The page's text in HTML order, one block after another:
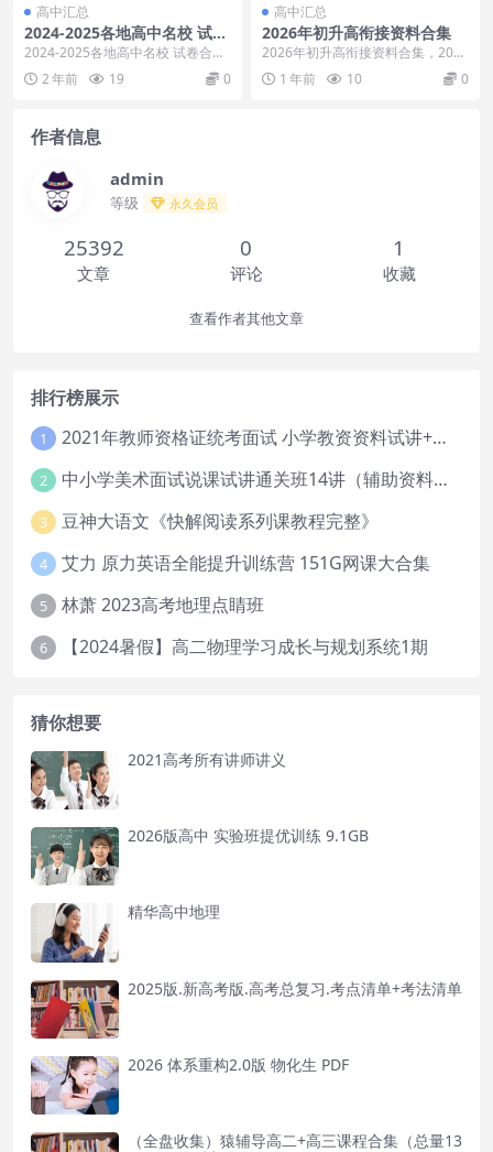
高中汇总
2024-2025各地高中名校 试卷
合集 9月129套
2024-2025各地高中名校 试卷合集
9月129套，2024-2025各地高...
2 年前 19 0
高中汇总
2026年初升高衔接资料合集
2026年初升高衔接资料合集，2026
年初升高衔接资料合集 目录：2025
暑假衔...
1 年前 10 0
作者信息
admin
等级 永久会员
25392
文章
0
评论
1
收藏
查看作者其他文章
排行榜展示
1 2021年教师资格证统考面试 小学教资资料试讲+答辩
2 中小学美术面试说课试讲通关班14讲（辅助资料第一套）
3 豆神大语文《快解阅读系列课教程完整》
4 艾力 原力英语全能提升训练营 151G网课大合集
5 林萧 2023高考地理点睛班
6 【2024暑假】高二物理学习成长与规划系统1期
猜你想要
2021高考所有讲师讲义
2026版高中 实验班提优训练 9.1GB
精华高中地理
2025版.新高考版.高考总复习.考点清单+考法清单
2026 体系重构2.0版 物化生 PDF
（全盘收集）猿辅导高二+高三课程合集（总量13